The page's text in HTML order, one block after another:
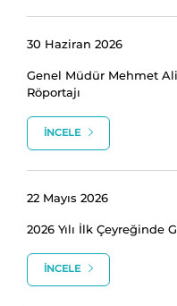
30 Haziran 2026
Genel Müdür Mehmet
Röportajı
İNCELE
22 Mayıs 2026
2026 Yılı İlk Çeyreğinde
İNCELE